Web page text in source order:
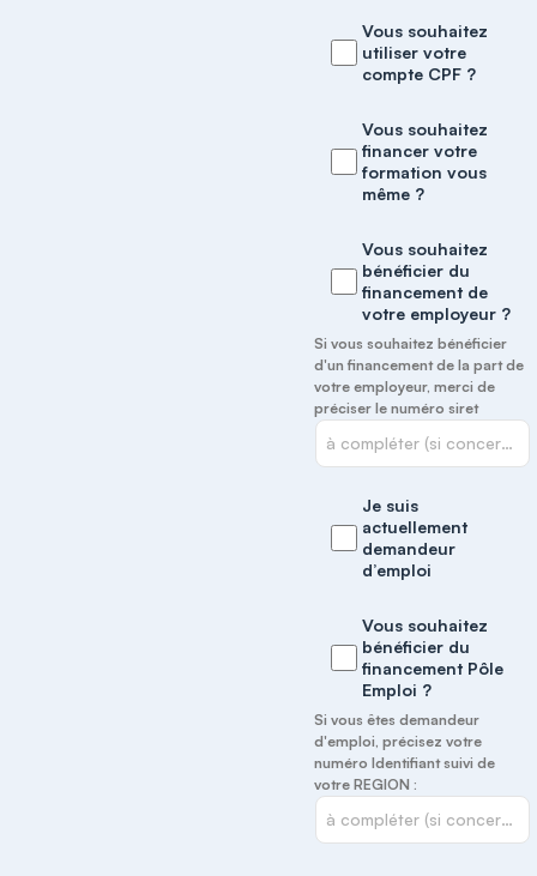
Vous souhaitez
utiliser votre
compte CPF ?
Vous souhaitez
financer votre
formation vous
même ?
Vous souhaitez
bénéficier du
financement de
votre employeur ?
Si vous souhaitez bénéficier
d'un financement de la part de
votre employeur, merci de
préciser le numéro siret
Je suis
actuellement
demandeur
d’emploi
Vous souhaitez
bénéficier du
financement Pôle
Emploi ?
Si vous êtes demandeur
d'emploi, précisez votre
numéro Identifiant suivi de
votre REGION :